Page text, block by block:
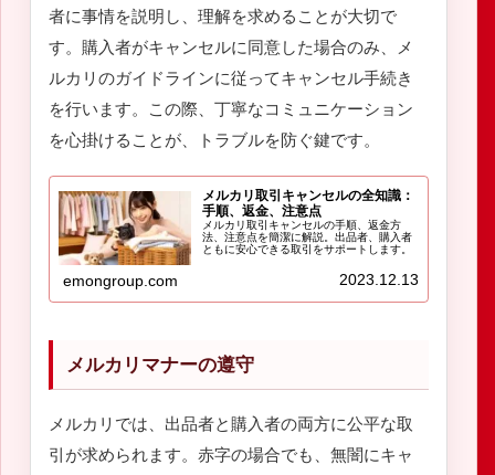
者に事情を説明し、理解を求めることが大切で
す。購入者がキャンセルに同意した場合のみ、メ
ルカリのガイドラインに従ってキャンセル手続き
を行います。この際、丁寧なコミュニケーション
を心掛けることが、トラブルを防ぐ鍵です。
メルカリ取引キャンセルの全知識：
手順、返金、注意点
メルカリ取引キャンセルの手順、返金方
法、注意点を簡潔に解説。出品者、購入者
ともに安心できる取引をサポートします。
emongroup.com 2023.12.13
メルカリマナーの遵守
メルカリでは、出品者と購入者の両方に公平な取
引が求められます。赤字の場合でも、無闇にキャ